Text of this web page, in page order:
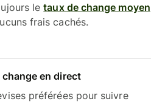
letaux de change moyen
frais cachés.
en direct
préférées pour suivre